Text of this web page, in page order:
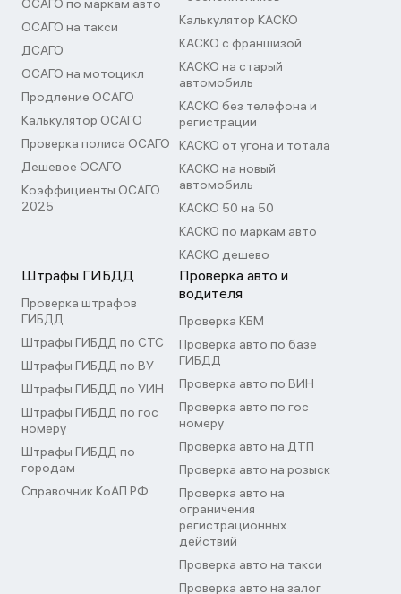
ОСАГО по маркам авто
ОСАГО на такси
ДСАГО
ОСАГО на мотоцикл
Продление ОСАГО
Калькулятор ОСАГО
Проверка полиса ОСАГО
Дешевое ОСАГО
Коэффициенты ОСАГО
2025
Калькулятор КАСКО
КАСКО с франшизой
КАСКО на старый
автомобиль
КАСКО без телефона и
регистрации
КАСКО от угона и тотала
КАСКО на новый
автомобиль
КАСКО 50 на 50
КАСКО по маркам авто
КАСКО дешево
Штрафы ГИБДД
Проверка штрафов
ГИБДД
Штрафы ГИБДД по СТС
Штрафы ГИБДД по ВУ
Штрафы ГИБДД по УИН
Штрафы ГИБДД по гос
номеру
Штрафы ГИБДД по
городам
Справочник КоАП РФ
Проверка авто и
водителя
Проверка КБМ
Проверка авто по базе
ГИБДД
Проверка авто по ВИН
Проверка авто по гос
номеру
Проверка авто на ДТП
Проверка авто на розыск
Проверка авто на
ограничения
регистрационных
действий
Проверка авто на такси
Проверка авто на залог